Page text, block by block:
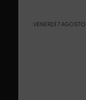
VENERDÌ 7